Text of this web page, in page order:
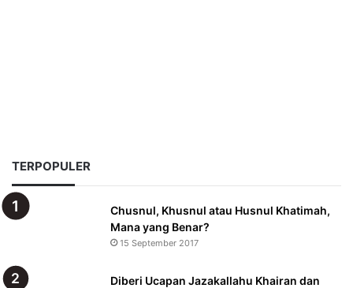
TERPOPULER
Chusnul, Khusnul atau Husnul Khatimah,
Mana yang Benar?
15 September 2017
Diberi Ucapan Jazakallahu Khairan dan